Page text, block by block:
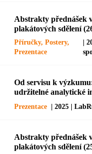
Abstrakty přednášek
plakátových sdělení
Příručky, Postery,
Prezentace
|
Od servisu k
udržitelné analytické
Prezentace | 2025 |
Abstrakty přednášek
plakátových sdělení